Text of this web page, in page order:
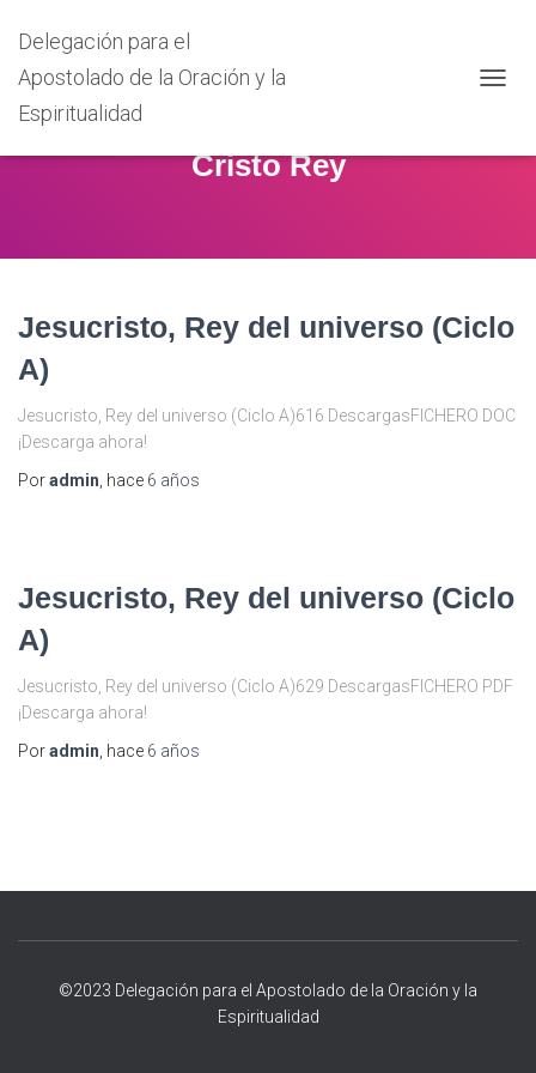
Delegación para el
Apostolado de la Oración y la
Espiritualidad
Cristo Rey
Jesucristo, Rey del universo (Ciclo
A)
Jesucristo, Rey del universo (Ciclo A)616 DescargasFICHERO DOC
¡Descarga ahora!
Poradmin , hace 6 años
Jesucristo, Rey del universo (Ciclo
A)
Jesucristo, Rey del universo (Ciclo A)629 DescargasFICHERO PDF
¡Descarga ahora!
Poradmin , hace 6 años
©2023 Delegación para el Apostolado de la Oración y la
Espiritualidad